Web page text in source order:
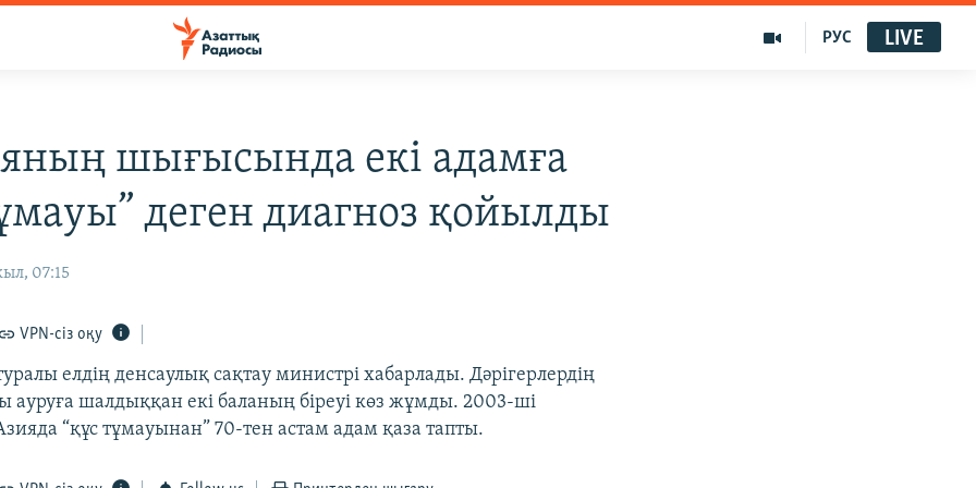
РУС LIVE
шығысында екі адамға
деген диагноз қойылды
07:15
VPN-сіз оқу
елдің денсаулық сақтау министрі хабарлады. Дәрігерлердің
ауруға шалдыққан екі баланың біреуі көз жұмды. 2003-ші
“құс тұмауынан” 70-тен астам адам қаза тапты.